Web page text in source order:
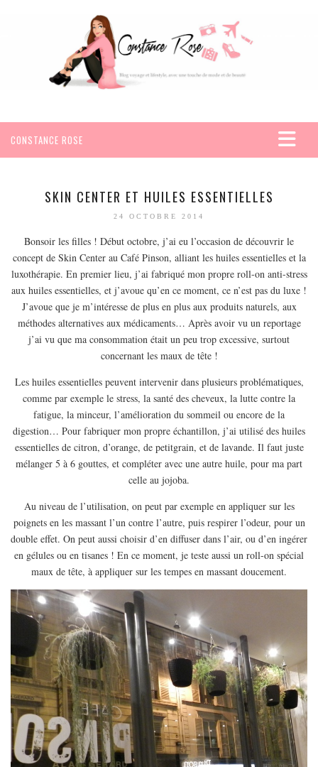
CONSTANCE ROSE
VOYAGES
SEYCHELLES
AMÉRIQUE
MEXIQUE
EUROPE
ESPAGNE
HONGRIE
ITALIE
PAYS BAS
RÉPUBLIQUE TCHÈQUE
OCÉANIE
AUSTRALIE
ARTICLES PRATIQUES
YOGA
MON PROGRAMME DE YOGA EN LIGNE
AUTRES CATÉGORIES
MODE
BEAUTÉ
DIVERSES BOX
DIY
LIFESTYLE
ME CONTACTER
SKIN CENTER ET HUILES ESSENTIELLES
24 OCTOBRE 2014
Bonsoir les filles ! Début octobre, j’ai eu l’occasion de découvrir le
concept de Skin Center au Café Pinson, alliant les huiles essentielles et la
luxothérapie. En premier lieu, j’ai fabriqué mon propre roll-on anti-stress
aux huiles essentielles, et j’avoue qu’en ce moment, ce n’est pas du luxe !
J’avoue que je m’intéresse de plus en plus aux produits naturels, aux
méthodes alternatives aux médicaments… Après avoir vu un reportage
j’ai vu que ma consommation était un peu trop excessive, surtout
concernant les maux de tête !
Les huiles essentielles peuvent intervenir dans plusieurs problématiques,
comme par exemple le stress, la santé des cheveux, la lutte contre la
fatigue, la minceur, l’amélioration du sommeil ou encore de la
digestion… Pour fabriquer mon propre échantillon, j’ai utilisé des huiles
essentielles de citron, d’orange, de petitgrain, et de lavande. Il faut juste
mélanger 5 à 6 gouttes, et compléter avec une autre huile, pour ma part
celle au jojoba.
Au niveau de l’utilisation, on peut par exemple en appliquer sur les
poignets en les massant l’un contre l’autre, puis respirer l’odeur, pour un
double effet. On peut aussi choisir d’en diffuser dans l’air, ou d’en ingérer
en gélules ou en tisanes ! En ce moment, je teste aussi un roll-on spécial
maux de tête, à appliquer sur les tempes en massant doucement.